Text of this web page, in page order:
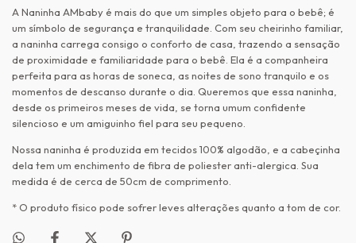
A Naninha AMbaby é mais do que um simples objeto para o bebê; é
um símbolo de segurança e tranquilidade. Com seu cheirinho familiar,
a naninha carrega consigo o conforto de casa, trazendo a sensação
de proximidade e familiaridade para o bebê. Ela é a companheira
perfeita para as horas de soneca, as noites de sono tranquilo e os
momentos de descanso durante o dia. Queremos que essa naninha,
desde os primeiros meses de vida, se torna umum confidente
silencioso e um amiguinho fiel para seu pequeno.
Nossa naninha é produzida em tecidos 100% algodão, e a cabeçinha
dela tem um enchimento de fibra de poliester anti-alergica. Sua
medida é de cerca de 50cm de comprimento.
* O produto físico pode sofrer leves alterações quanto a tom de cor.